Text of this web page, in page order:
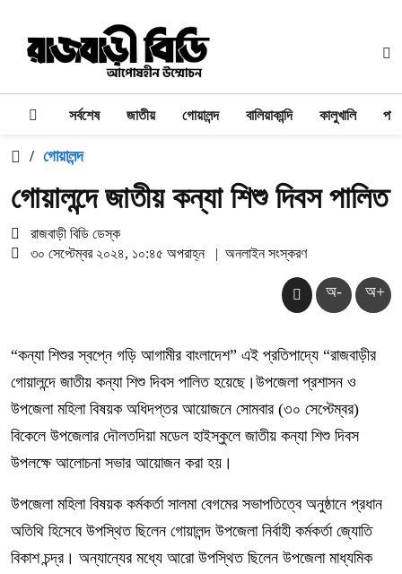
সর্বশেষ জাতীয় গোয়ালন্দ বালিয়াকান্দি কালুখালি
/ গোয়ালন্দ
গোয়ালন্দে জাতীয় কন্যা শিশু দিবস পালিত
রাজবাড়ী বিডি ডেস্ক
৩০ সেপ্টেম্বর ২০২৪, ১০:৪৫ অপরাহ্ন
| অনলাইন সংস্করণ
অ- অ+
“কন্যা শিশুর স্বপ্নে গড়ি আগামীর বাংলাদেশ” এই প্রতিপাদ্যে “রাজবাড়ীর
গোয়ালন্দে জাতীয় কন্যা শিশু দিবস পালিত হয়েছে।উপজেলা প্রশাসন ও
উপজেলা মহিলা বিষয়ক অধিদপ্তর আয়োজনে সোমবার (৩০ সেপ্টেম্বর)
বিকেলে উপজেলার দৌলতদিয়া মডেল হাইস্কুলে জাতীয় কন্যা শিশু দিবস
উপলক্ষে আলোচনা সভার আয়োজন করা হয়।
উপজেলা মহিলা বিষয়ক কর্মকর্তা সালমা বেগমের সভাপতিত্বে অনুষ্ঠানে প্রধান
অতিথি হিসেবে উপস্থিত ছিলেন গোয়ালন্দ উপজেলা নির্বাহী কর্মকর্তা জ্যোতি
বিকাশ চন্দ্র। অন্যান্যের মধ্যে আরো উপস্থিত ছিলেন উপজেলা মাধ্যমিক